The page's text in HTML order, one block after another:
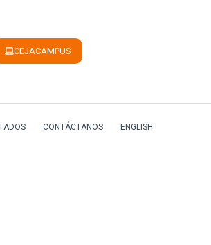
CEJACAMPUS
CONTÁCTANOS ENGLISH